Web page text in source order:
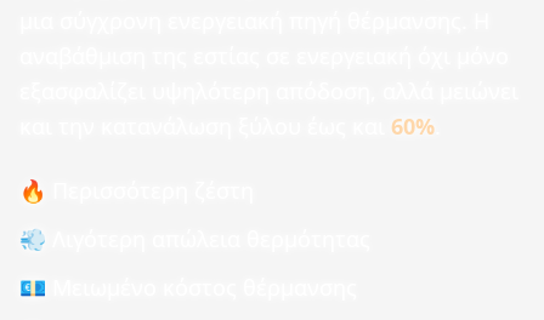
60%
🔥 Περισσότερη ζέστη
💨 Λιγότερη απώλεια θερμότητας
💶 Μειωμένο κόστος θέρμανσης